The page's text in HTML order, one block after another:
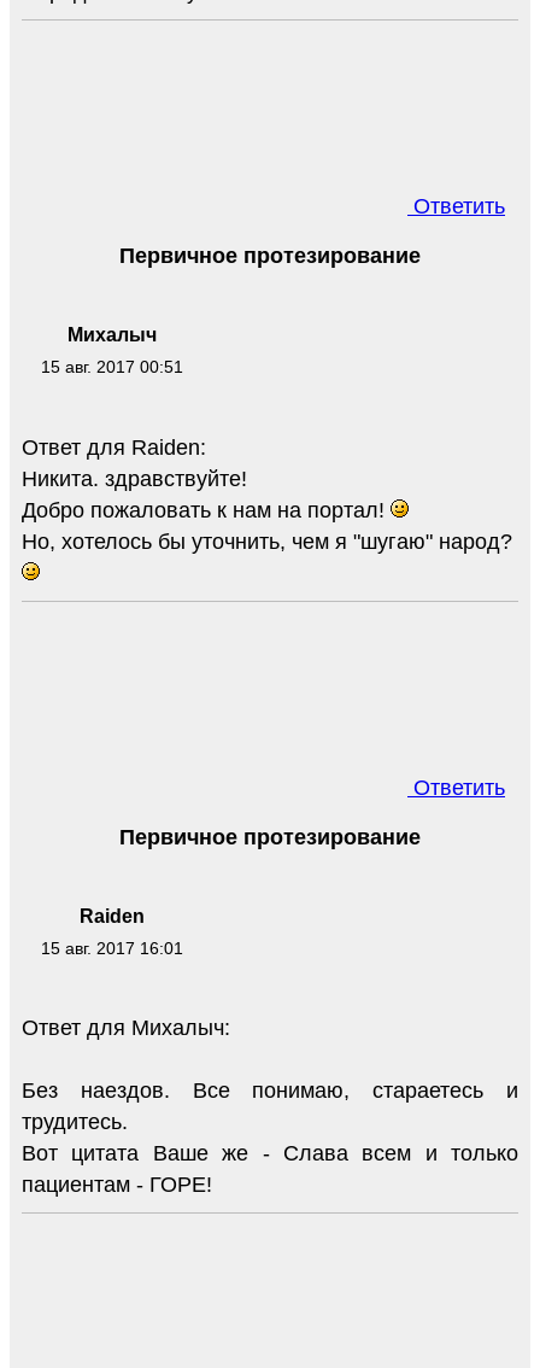
Ответить
Михалыч
15 авг. 2017 00:51
Первичное протезирование
Ответ для Raiden:
Никита. здравствуйте!
Добро пожаловать к нам на портал!
Но, хотелось бы уточнить, чем я "шугаю" народ?
Ответить
Raiden
15 авг. 2017 16:01
Первичное протезирование
Ответ для Михалыч:
Без наездов. Все понимаю, стараетесь и
трудитесь.
Вот цитата Ваше же - Слава всем и только
пациентам - ГОРЕ!